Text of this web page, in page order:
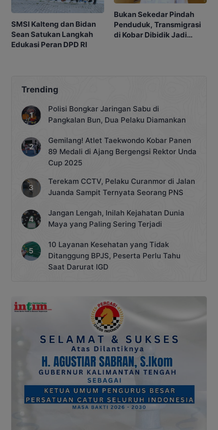
SMSI Kalteng dan Bidan
Sean Satukan Langkah
Edukasi Peran DPD RI
Bukan Sekedar Pindah
Penduduk, Transmigrasi
di Kobar Dibidik Jadi
Trending
Polisi Bongkar Jaringan Sabu di
Pangkalan Bun, Dua Pelaku Diamankan
Gemilang! Atlet Taekwondo Kobar Panen
89 Medali di Ajang Bergengsi Rektor Unda
Cup 2025
Terekam CCTV, Pelaku Curanmor di Jalan
Juanda Sampit Ternyata Seorang PNS
Jangan Lengah, Inilah Kejahatan Dunia
Maya yang Paling Sering Terjadi
10 Layanan Kesehatan yang Tidak
Ditanggung BPJS, Peserta Perlu Tahu
Saat Darurat IGD